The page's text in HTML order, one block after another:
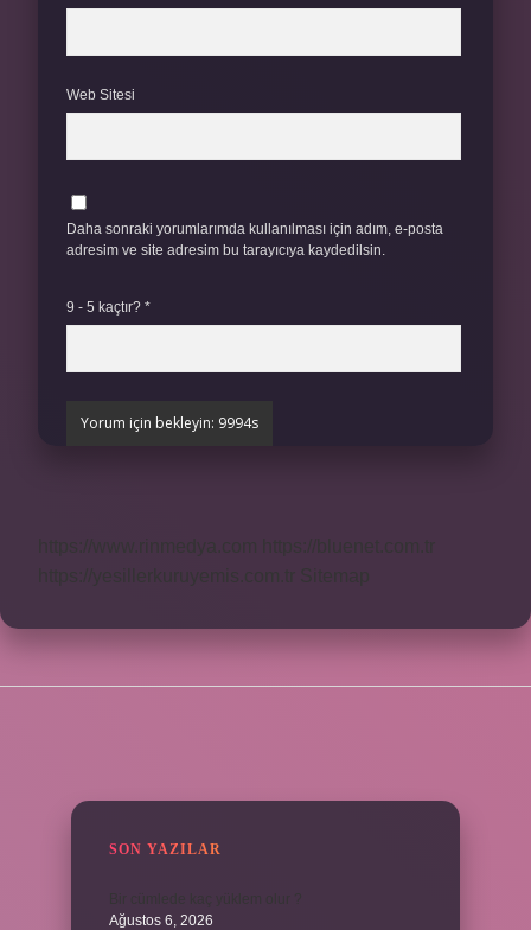
Web Sitesi
Daha sonraki yorumlarımda kullanılması için adım, e-posta
adresim ve site adresim bu tarayıcıya kaydedilsin.
9 - 5 kaçtır? *
SON YAZILAR
Ağustos 6, 2026